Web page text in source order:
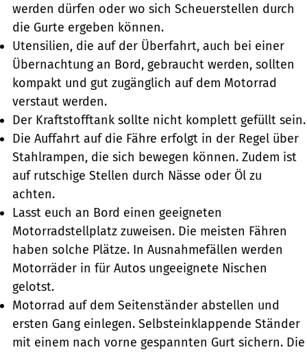
werden dürfen oder wo sich Scheuerstellen durch
die Gurte ergeben können.
Utensilien, die auf der Überfahrt, auch bei einer
Übernachtung an Bord, gebraucht werden, sollten
kompakt und gut zugänglich auf dem Motorrad
verstaut werden.
Der Kraftstofftank sollte nicht komplett gefüllt sein.
Die Auffahrt auf die Fähre erfolgt in der Regel über
Stahlrampen, die sich bewegen können. Zudem ist
auf rutschige Stellen durch Nässe oder Öl zu
achten.
Lasst euch an Bord einen geeigneten
Motorradstellplatz zuweisen. Die meisten Fähren
haben solche Plätze. In Ausnahmefällen werden
Motorräder in für Autos ungeeignete Nischen
gelotst.
Motorrad auf dem Seitenständer abstellen und
ersten Gang einlegen. Selbsteinklappende Ständer
mit einem nach vorne gespannten Gurt sichern. Die